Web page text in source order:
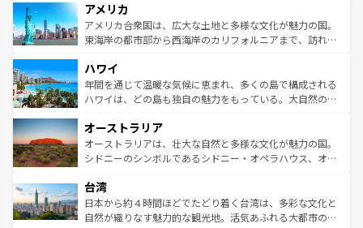
ンツ一覧を参照してほしい。
の建物がそのまま残る町や、スイスならではのユニークな
博物館もあり、アルプス観光だけでなく町歩きも満喫する
ことができる。国民の所得が高いため物価も高いが、旅行
ば市内交通費無料で観光を楽しむこともできる。 なお、新
着のスイス情報はコンテンツ一覧 を参照してほしい。
アメリカ
アメリカ合衆国は、広大な土地と多様な文化が魅力の国。
東海岸の都市部から西海岸のカリフォルニアまで、訪れる
のような巨大都市は、観光、ショッピング、エンターテイ
ンメントが詰まった刺激的なスポットだ。一方、アメリカ
西部には大自然が広がり、グランドキャニオンやイエロー
部のニューオーリンズでは、音楽と美食が融合した独特の
文化が魅力。旅行者はアメリカの各地域で異なる魅力を楽
しみながら、その多様性と豊かな歴史を感じることができ
ならではの贅沢な旅のスタイルだ。 なお、新着のアメリカ
情報はコンテンツ一覧を参照してほしい。
ハワイ
年間を通じて温暖な気候に恵まれ、多くの島で構成される
ハワイは、どの島も独自の魅力をもっている。大自然の神
ワイ島は見逃せない。また、定番の観光地といえばオアフ
島だが、静かな自然を求めるならマウイ島やカウアイ島が
おすすめ。エメラルドグリーンに輝く海をはじめ、豊かな
れるおもてなしの心で訪れる人々を迎えてくれるハワイの
人々、おいしいローカルフードやハワイアンミュージッ
ク、伝統的なフラダンスなど、すべてがハワイの魅力を彩
オーストラリア
オーストラリアは、壮大な自然と多様な文化が魅力の国。
シドニーのシンボルであるシドニー・オペラハウス、オー
リアリーフや大陸中央部にそびえるウルル（エアーズロッ
ク）、タスマニアの美しい原生林やケアンズの熱帯雨林な
ど、見どころがたくさん。また、カフェやワイン、オージ
台湾
日本から約４時間ほどでたどり着く台湾は、多彩な文化と
自然が織りなす魅力的な観光地。活気あふれる大都市の台